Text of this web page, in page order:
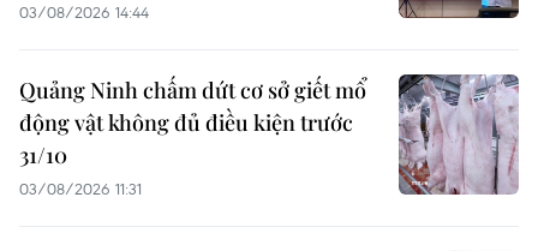
03/08/2026 14:44
Quảng Ninh chấm dứt cơ sở giết mổ
động vật không đủ điều kiện trước
31/10
03/08/2026 11:31